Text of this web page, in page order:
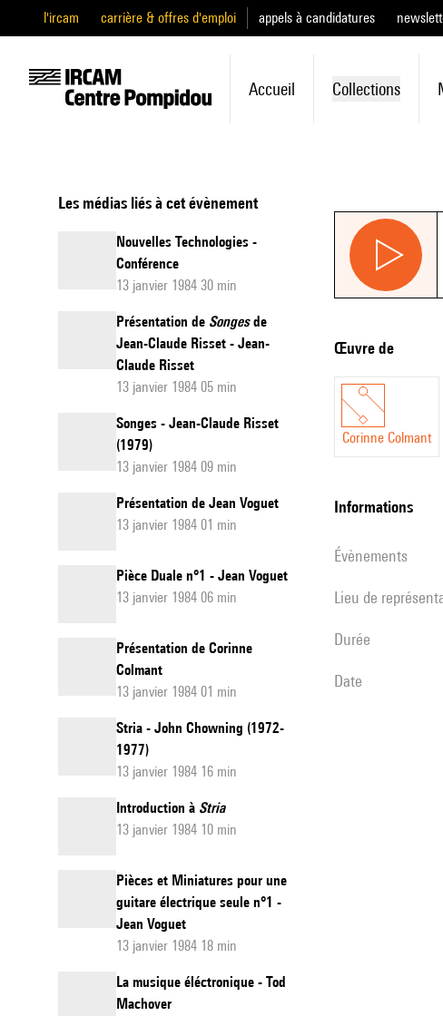
l'ircam carrière & offres d'emploi appels à candidatures
Accueil Collections
Les médias liés à cet évènement
Nouvelles Technologies -
Conférence
13 janvier 1984 30 min
Présentation de Songesde
Jean-Claude Risset - Jean-
Claude Risset
13 janvier 1984 05 min
Songes - Jean-Claude Risset
(1979)
13 janvier 1984 09 min
Présentation de Jean Voguet
13 janvier 1984 01 min
Pièce Duale n°1 - Jean Voguet
13 janvier 1984 06 min
Présentation de Corinne
Colmant
13 janvier 1984 01 min
Stria - John Chowning (1972-
1977)
13 janvier 1984 16 min
Introduction à Stria
13 janvier 1984 10 min
Pièces et Miniatures pour une
guitare électrique seule n°1 -
Jean Voguet
13 janvier 1984 18 min
La musique éléctronique - Tod
Machover
Œuvre de
Corinne Colmant
informations
évènements
Lieu de
durée
date